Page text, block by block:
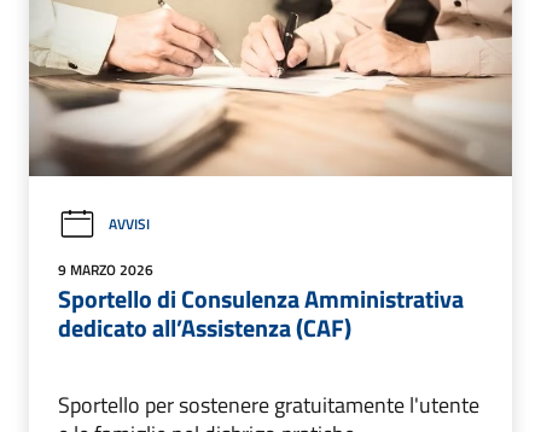
AVVISI
9 MARZO 2026
Sportello di Consulenza Amministrativa
dedicato all’Assistenza (CAF)
Sportello per sostenere gratuitamente l'utente